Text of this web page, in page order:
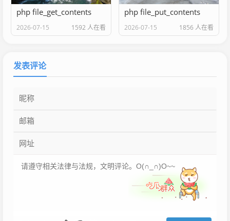
php file_get_contents
2026-07-15 1592 人在看
php file_put_contents
2026-07-15 1856 人在看
发表评论